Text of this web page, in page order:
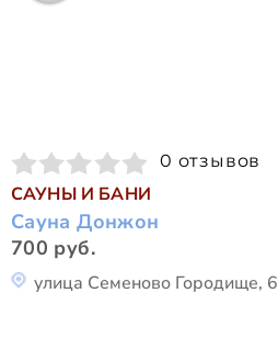
0 отзывов
САУНЫ И БАНИ
Сауна Донжон
700 руб.
улица Семеново Городище, 6